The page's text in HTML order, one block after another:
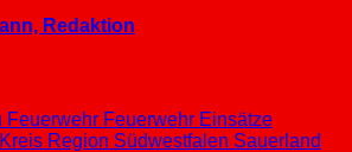
Redaktion
Feuerwehr Feuerwehr Einsätze
Region Südwestfalen Sauerland